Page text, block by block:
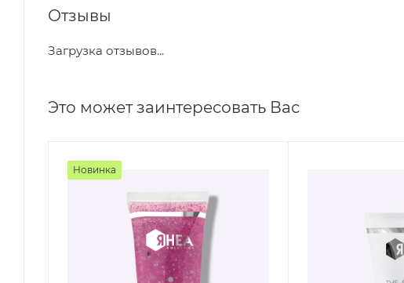
Отзывы
Загрузка отзывов...
Это может заинтересовать Вас
Новинка